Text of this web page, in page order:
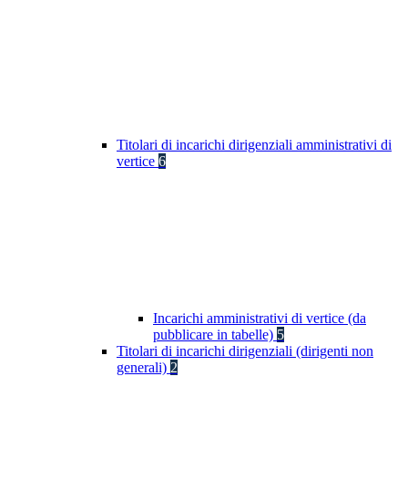
Titolari di incarichi dirigenziali amministrativi di
vertice 6
Incarichi amministrativi di vertice (da
pubblicare in tabelle) 5
Titolari di incarichi dirigenziali (dirigenti non
generali) 2